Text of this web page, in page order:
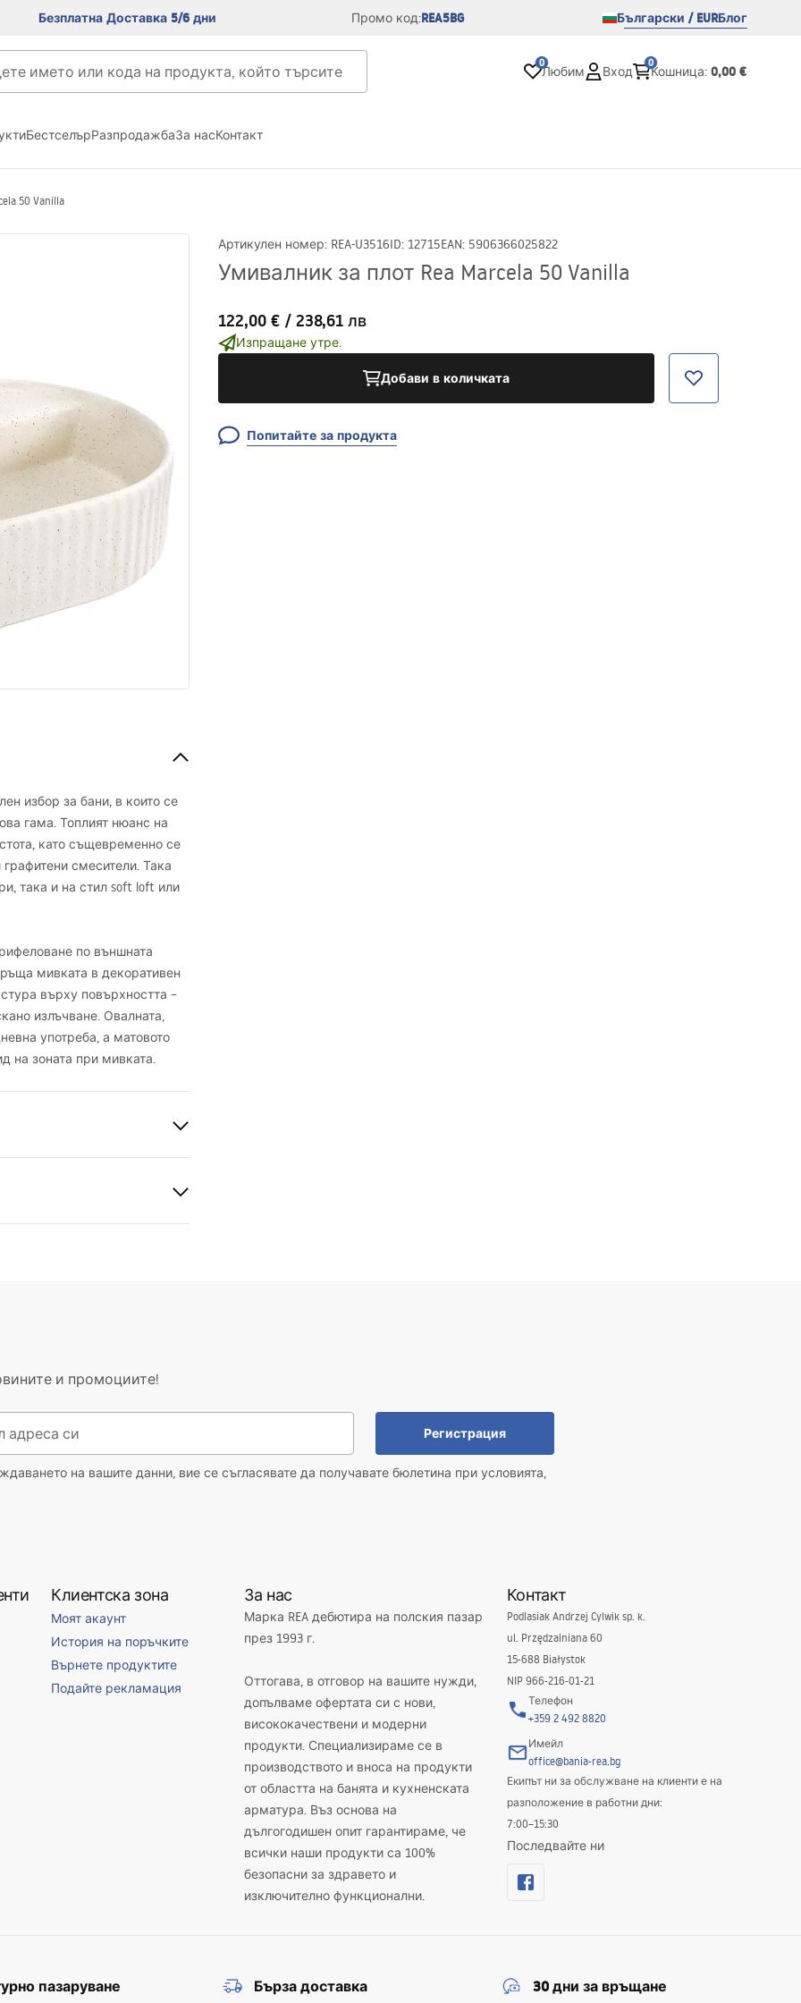
Безплатна Доставка 5/6 дни Промо код:REA5BG Български / EURБлог
0
Любим Вход
0
Кошница: 0,00 €
БестселърРазпродажбаЗа насКонтакт
50 Vanilla
Артикулен номер: REA-U3516ID: 12715EAN: 5906366025822
Умивалник за плот Rea Marcela 50 Vanilla
122,00 € / 238,61 лв
Изпращане утре.
Добави в количката
Попитайте за продукта
избор за бани, в които се
гама. Топлият нюанс на
като същевременно се
смесители. Така
така и на стил soft loft или
по външната
мивката в декоративен
върху повърхността –
излъчване. Овалната,
употреба, а матовото
на зоната при мивката.
и промоциите!
Регистрация
на вашите данни, вие се съгласявате да получавате бюлетина при условията,
Клиентска зона
Моят акаунт
История на поръчките
Върнете продуктите
Подайте рекламация
За нас
Марка REA дебютира на полския пазар
през 1993 г.
Оттогава, в отговор на вашите нужди,
допълваме офертата си с нови,
висококачествени и модерни
продукти. Специализираме се в
производството и вноса на продукти
от областта на банята и кухненската
арматура. Въз основа на
дългогодишен опит гарантираме, че
всички наши продукти са 100%
безопасни за здравето и
изключително функционални.
Контакт
Podlasiak Andrzej Cylwik sp. k.
ul. Przędzalniana 60
15-688 Białystok
NIP 966-216-01-21
Телефон
+359 2 492 8820
Имейл
office@bania-rea.bg
Екипът ни за обслужване на клиенти е на
разположение в работни дни:
7:00–15:30
Последвайте ни
пазаруване Бърза доставка 30 дни за връщане